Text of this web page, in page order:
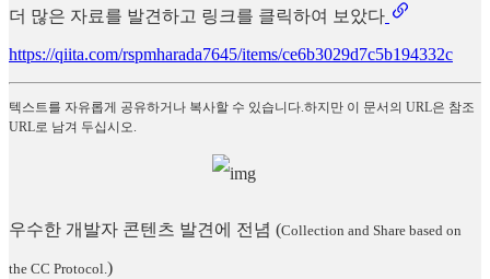
더 많은 자료를 발견하고 링크를 클릭하여 보았다
https://qiita.com/rspmharada7645/items/ce6b3029d7c5b194332c
텍스트를 자유롭게 공유하거나 복사할 수 있습니다.하지만 이 문서의 URL은 참조
URL로 남겨 두십시오.
우수한 개발자 콘텐츠 발견에 전념 (Collection and Share based on
the CC Protocol.)